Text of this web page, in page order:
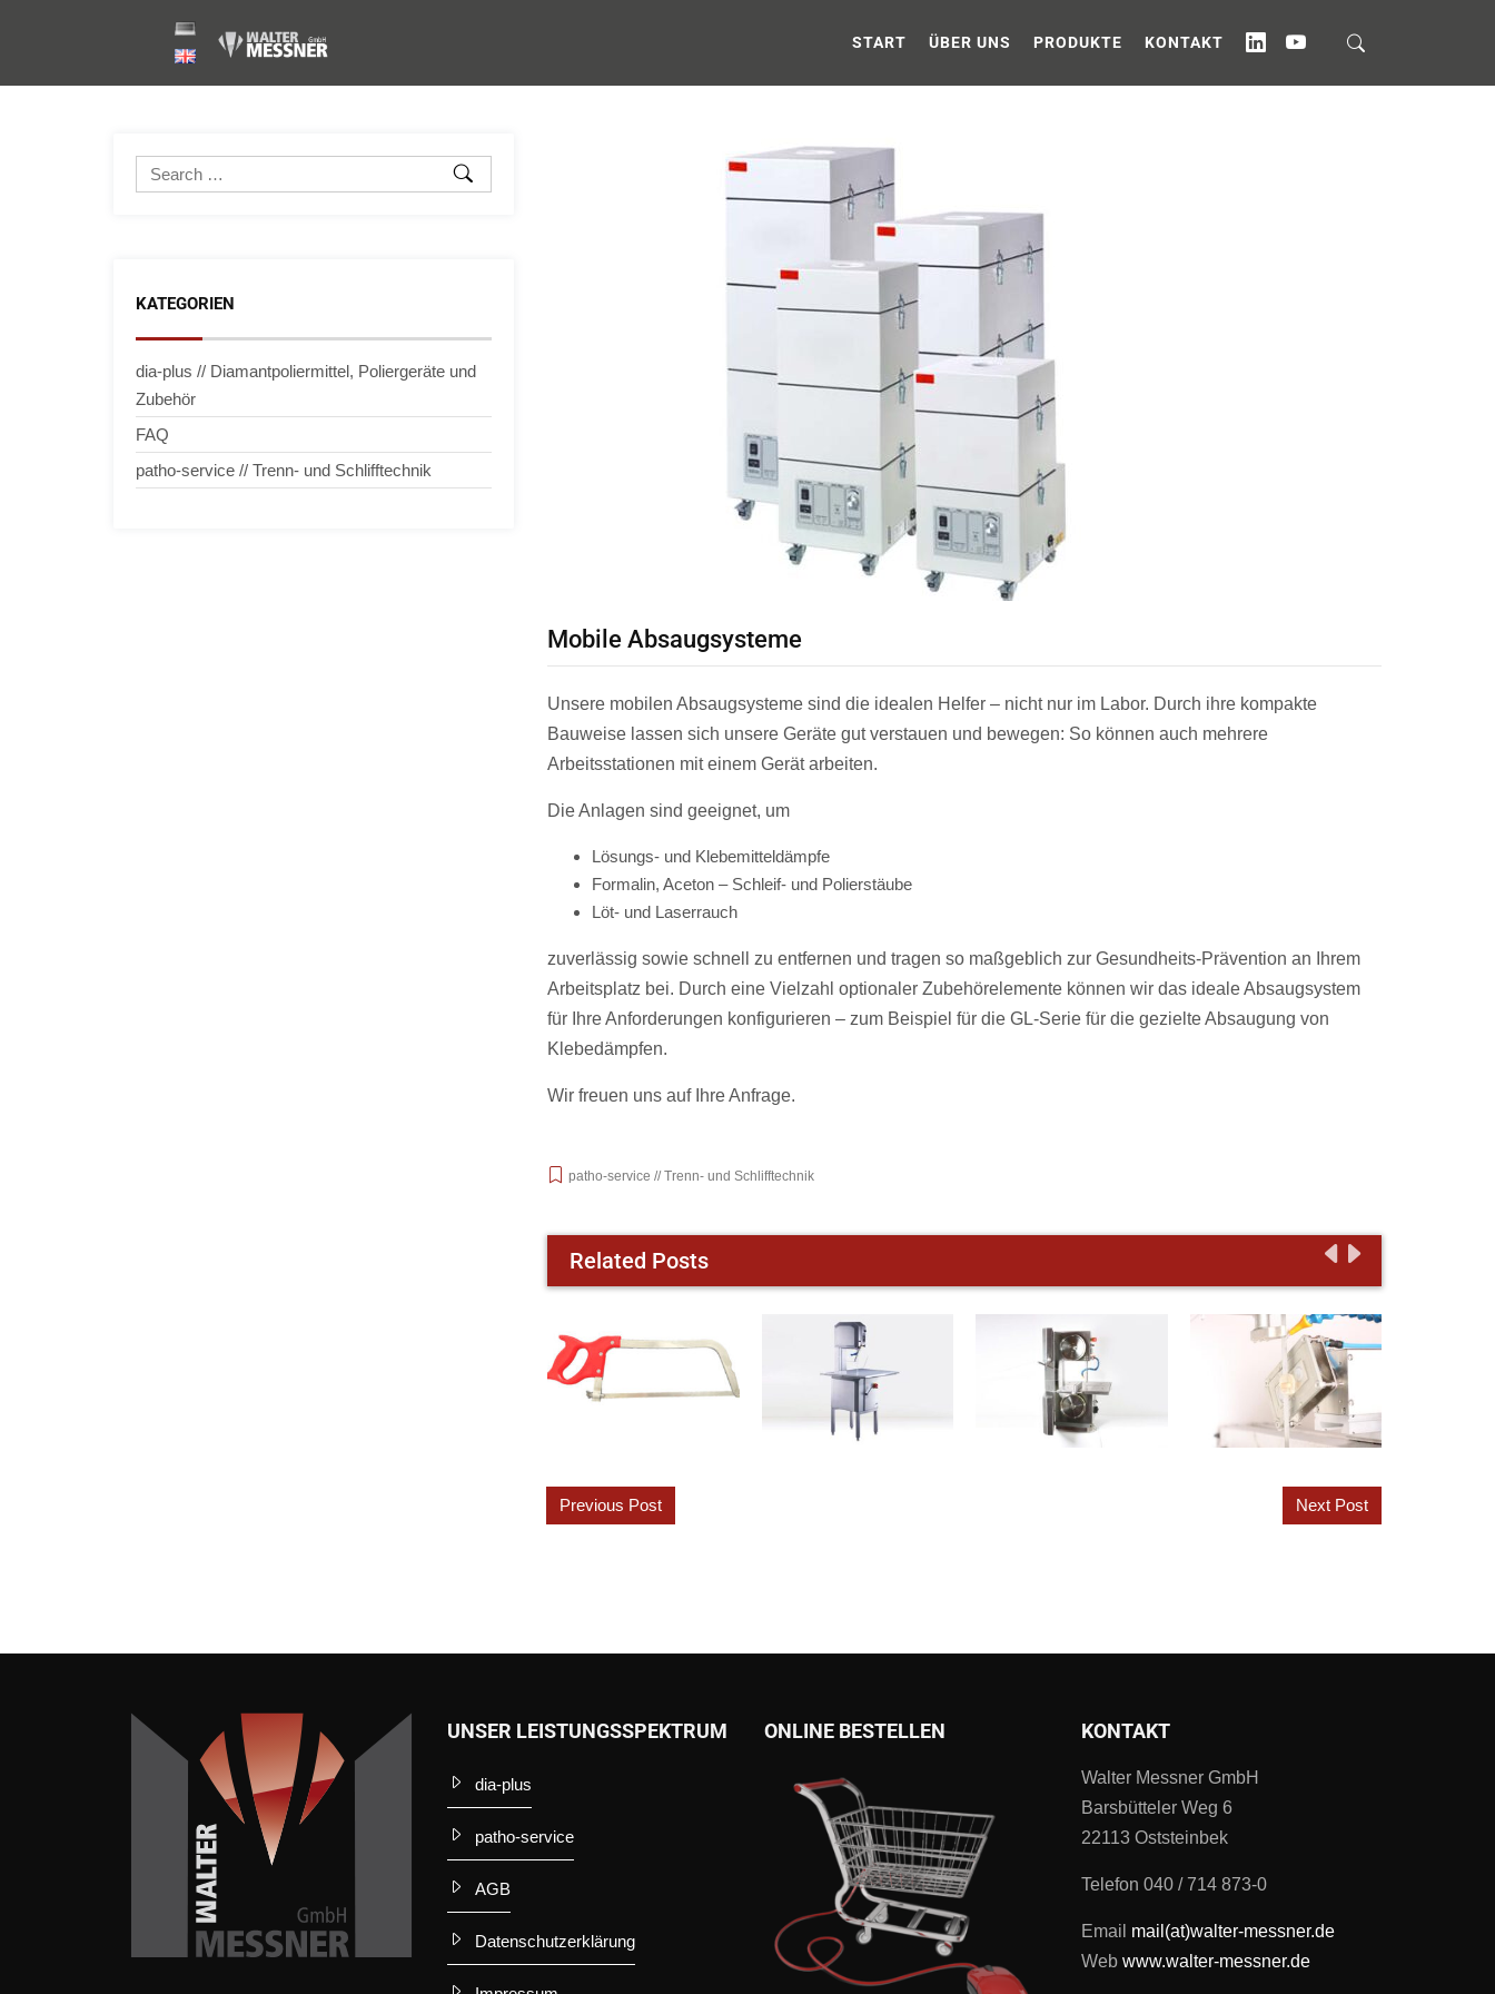
START ÜBER UNS PRODUKTE KONTAKT IN YT
patho-service // Trenn- und Schlifftechnik
KATEGORIEN
dia-plus // Diamantpoliermittel, Poliergeräte und
Zubehör
FAQ
patho-service // Trenn- und Schlifftechnik
Mobile Absaugsysteme
Unsere mobilen Absaugsysteme sind die idealen Helfer – nicht nur im Labor. Durch ihre kompakte
Bauweise lassen sich unsere Geräte gut verstauen und bewegen: So können auch mehrere
Arbeitsstationen mit einem Gerät arbeiten.
Die Anlagen sind geeignet, um
Lösungs- und Klebemitteldämpfe
Formalin, Aceton – Schleif- und Polierstäube
Löt- und Laserrauch
zuverlässig sowie schnell zu entfernen und tragen so maßgeblich zur Gesundheits-Prävention an Ihrem
Arbeitsplatz bei. Durch eine Vielzahl optionaler Zubehörelemente können wir das ideale Absaugsystem
für Ihre Anforderungen konfigurieren – zum Beispiel für die GL-Serie für die gezielte Absaugung von
Klebedämpfen.
Wir freuen uns auf Ihre Anfrage.
patho-service // Trenn- und Schlifftechnik
Related Posts
Post navigation
Previous Post Next Post
UNSER LEISTUNGSSPEKTRUM
dia-plus
patho-service
AGB
Datenschutzerklärung
ONLINE BESTELLEN KONTAKT
Walter Messner GmbH
Barsbütteler Weg 6
22113 Oststeinbek
Telefon 040 / 714 873-0
Email mail(at)walter-messner.de
Web www.walter-messner.de